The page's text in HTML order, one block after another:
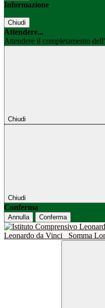
Informazione
Chiudi
Attendere...
Attendere il completamento
Chiudi
Chiudi
Conferma
Annulla Conferma
Leonardo da Vinci
Somma